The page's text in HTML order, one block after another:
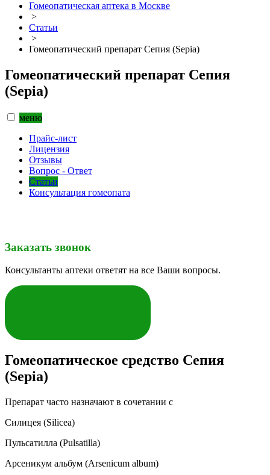
Гомеопатическая аптека в Москве
>
Статьи
>
Гомеопатический препарат Сепия (Sepia)
Гомеопатический препарат Сепия
(Sepia)
меню
Прайс-лист
Лицензия
Отзывы
Вопрос - Ответ
Статьи
Консультация гомеопата
Заказать звонок
Консультанты аптеки ответят на все Ваши вопросы.
Гомеопатическое средство Сепия
(Sepia)
Препарат часто назначают в сочетании с
Силицея (Silicea)
Пульсатилла (Pulsatilla)
Арсеникум альбум (Arsenicum album)